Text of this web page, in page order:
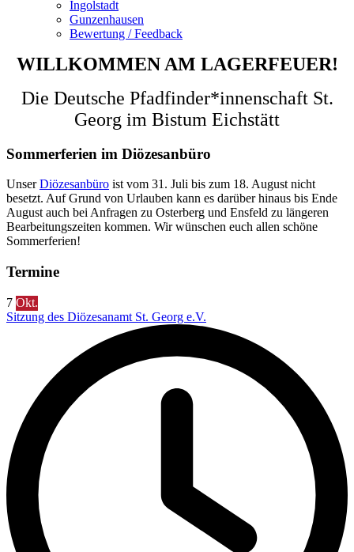
Ingolstadt
Gunzenhausen
Bewertung / Feedback
WILLKOMMEN AM LAGERFEUER!
Die Deutsche Pfadfinder*innenschaft St.
Georg im Bistum Eichstätt
Sommerferien im Diözesanbüro
UnserDiözesanbüro ist vom 31. Juli bis zum 18. August nicht
besetzt. Auf Grund von Urlauben kann es darüber hinaus bis Ende
August auch bei Anfragen zu Osterberg und Ensfeld zu längeren
Bearbeitungszeiten kommen. Wir wünschen euch allen schöne
Sommerferien!
Termine
7 Okt.
Sitzung des Diözesanamt St. Georg e.V.